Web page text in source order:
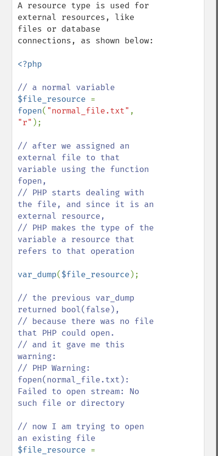
A resource type is used for
external resources, like
files or database
connections, as shown below:
<?php
$file_resource
fopen( "normal_file.txt"
"r" );
// after we assigned an
external file to that
variable using the function
fopen,
// PHP starts dealing with
the file, and since it is an
external resource,
// PHP makes the type of the
variable a resource that
refers to that operation
var_dump($file_resource );
// the previous var_dump
returned bool(false),
// because there was no file
that PHP could open.
// and it gave me this
warning:
// PHP Warning:
fopen(normal_file.txt):
Failed to open stream: No
such file or directory
// now I am trying to open
$file_resource